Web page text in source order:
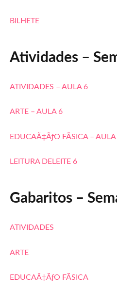
BILHETE
Atividades –
ATIVIDADES – AULA 6
ARTE – AULA 6
EDUCAÃ‡ÃƒO FÃSICA –
LEITURA DELEITE 6
Gabaritos –
ATIVIDADES
ARTE
EDUCAÃ‡ÃƒO FÃSICA